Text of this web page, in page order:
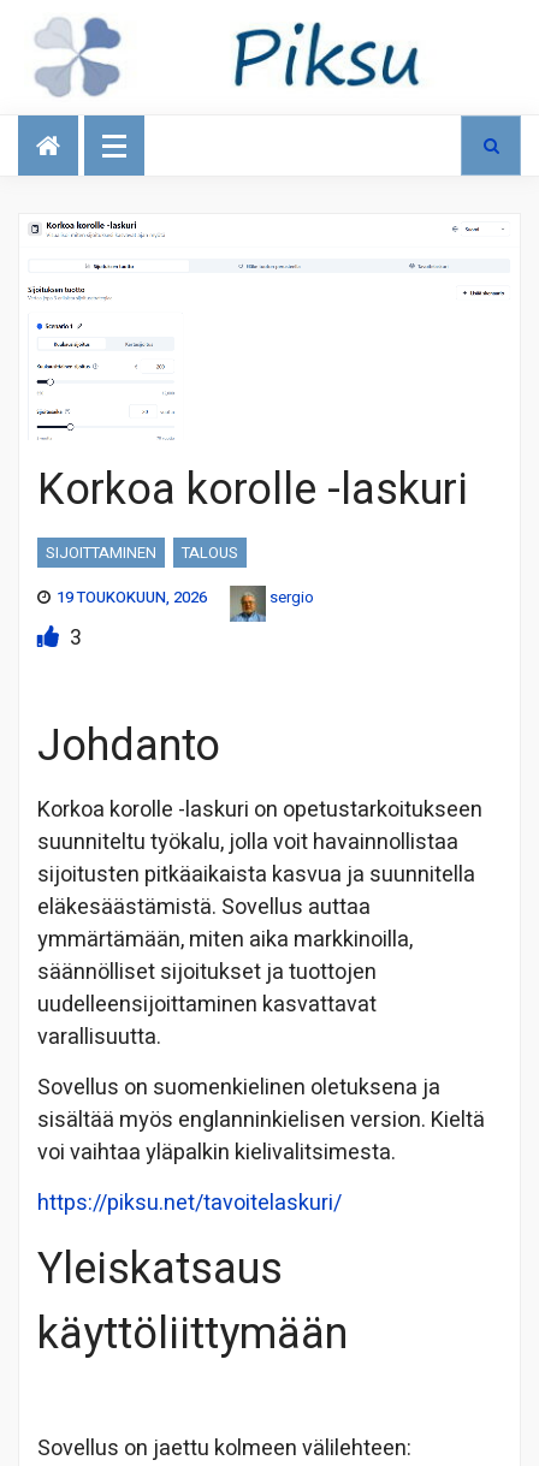
Talous
Korkoa korolle -laskuri
SIJOITTAMINEN
TALOUS
19 TOUKOKUUN, 2026
sergio
3
Johdanto
Korkoa korolle -laskuri on opetustarkoitukseen
suunniteltu työkalu, jolla voit havainnollistaa
sijoitusten pitkäaikaista kasvua ja suunnitella
eläkesäästämistä. Sovellus auttaa
ymmärtämään, miten aika markkinoilla,
säännölliset sijoitukset ja tuottojen
uudelleensijoittaminen kasvattavat
varallisuutta.
Sovellus on suomenkielinen oletuksena ja
sisältää myös englanninkielisen version. Kieltä
voi vaihtaa yläpalkin kielivalitsimesta.
https://piksu.net/tavoitelaskuri/
Yleiskatsaus
käyttöliittymään
Sovellus on jaettu kolmeen välilehteen: